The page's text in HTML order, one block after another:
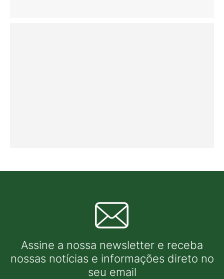
Assine a nossa newsletter e receba
nossas notícias e informações direto no
seu email